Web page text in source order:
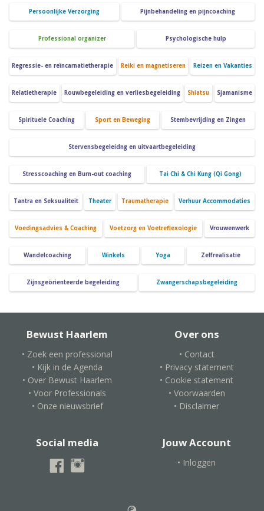
Persoonlijke Verzorging Pijnbehandeling en pijncoaching
Professional organizer Psychologische hulp
Regressie- en reïncarnatietherapie Reiki en magnetiseren Reizen en Vakanties
Relatietherapie Rouwbegeleiding en verliesbegeleiding Shiatsu Sjamanisme
Spirituele Coaching Sport en Beweging Stembevrijding en Zingen
Stervensbegeleidng en uitvaartbegeleiding
Stresscoaching en Burn-out coaching Tai Chi & Chi Kung (Qi Gong)
Tantra en Seksualiteit Theater Traumatherapie Verhuur Accommodaties
Voedingsadvies & Coaching Voetzorg en Voetreflexologie Vrouwenwerk
Wandelcoaching Winkels Yoga Zelfrealisatie
Zijnsgeörienteerde begeleiding Zwangerschapsbegeleiding
Bewust Haarlem
• Zoek een professional
• Kijk in de Agenda
• Over Bewust Haarlem
• Voor Professionals
• Onze nieuwsbrief
Over ons
• Contact
• Privacy statement
• Cookie statement
• Voorwaarden
• Disclaimer
Social media Jouw Account
• Inloggen